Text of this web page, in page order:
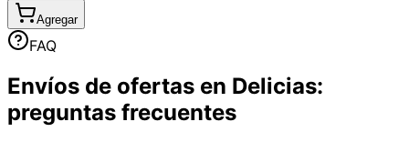
Agregar
FAQ
Envíos de ofertas en Delicias:
preguntas frecuentes